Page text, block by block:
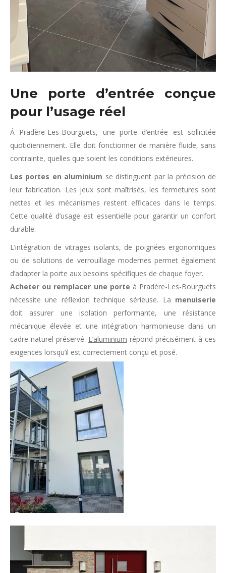
Une porte d’entrée conçue
pour l’usage réel
À Pradère-Les-Bourguets, une porte d’entrée est sollicitée
quotidiennement. Elle doit fonctionner de manière fluide, sans
contrainte, quelles que soient les conditions extérieures.
Les portes en aluminium se distinguent par la précision de
leur fabrication. Les jeux sont maîtrisés, les fermetures sont
nettes et les mécanismes restent efficaces dans le temps.
Cette qualité d’usage est essentielle pour garantir un confort
durable.
L’intégration de vitrages isolants, de poignées ergonomiques
ou de solutions de verrouillage modernes permet également
d’adapter la porte aux besoins spécifiques de chaque foyer.
Acheter ou remplacer une porte à Pradère-Les-Bourguets
nécessite une réflexion technique sérieuse. La menuiserie
doit assurer une isolation performante, une résistance
mécanique élevée et une intégration harmonieuse dans un
cadre naturel préservé. L’aluminium répond précisément à ces
exigences lorsqu’il est correctement conçu et posé.